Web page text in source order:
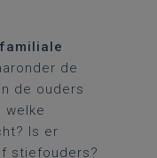
de
de ouders
welke
Is er
stiefouders?